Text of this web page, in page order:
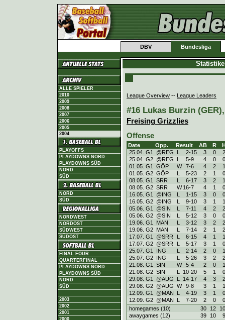
DBV Bundesliga
ALLE SPIELER
2010
2009
2008
2007
2006
2005
2004
PLAYOFFS
PLAYDOWNS NORD
PLAYDOWNS SÜD
NORD
SÜD
NORD
SÜD
NORDWEST
NORDOST
SÜDWEST
SÜDOST
FINAL FOUR
QUARTERFINAL
PLAYDOWNS NORD
PLAYDOWNS SÜD
NORD
SÜD
2003
2002
2001
2000
League Overview -- League Leaders
#16 Lukas Burzin
Freising Grizzlies
Offense
Date Opp. Result AB R
25.04. G1
@REG L 2-15 3 0
2
25.04. G2 @REG L 5-9 4 0
0
01.05. G1
GÖP W 7-6 4 2
1
01.05. G2 GÖP L 5-23 2 1
0
08.05. G1
SRR L 6-17 3 2
1
08.05. G2 SRR W 16-7 4 1
0
16.05. G1
@ING L 1-15 3 0
0
16.05. G2 @ING L 9-10 3 1
1
05.06. G1
@SIN L 7-11 4 2
2
05.06. G2 @SIN L 5-12 3 0
0
19.06. G1
MAN L 3-12 3 2
2
19.06. G2 MAN L 7-14 2 1
2
17.07. G1
@SRR L 6-15 4 1
1
17.07. G2 @SRR L 5-17 3 1
0
25.07. G1
ING L 2-14 2 0
1
25.07. G2 ING L 5-26 3 2
2
21.08. G1
SIN W 5-4 2 0
1
21.08. G2 SIN L 10-20 5 1
0
29.08. G1
@AUG L 14-17 4 3
2
29.08. G2 @AUG W 9-8 3 1
1
12.09. G1
@MAN L 4-19 3 1
0
12.09. G2 @MAN L 7-20 2 0
0
homegames (10)
30 12
10
awaygames (12)
39 10
9